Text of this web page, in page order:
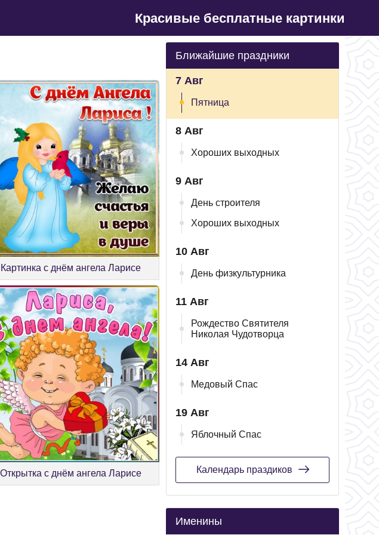
Красивые бесплатные картинки
Картинка с днём ангела Ларисе
Открытка с днём ангела Ларисе
Ближайшие праздники
7 Авг
Пятница
8 Авг
Хороших выходных
9 Авг
День строителя
Хороших выходных
10 Авг
День физкультурника
11 Авг
Рождество Святителя
Николая Чудотворца
14 Авг
Медовый Спас
19 Авг
Яблочный Спас
Календарь праздиков
Именины